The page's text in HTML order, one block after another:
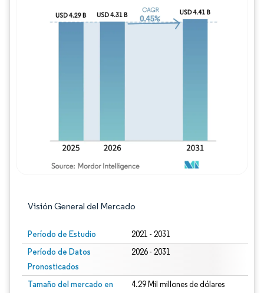
Visión General del Mercado
Período de Estudio 2021 - 2031
Período de Datos
Pronosticados
2026 - 2031
Tamaño del mercado en
4.29 Mil millones de dólares